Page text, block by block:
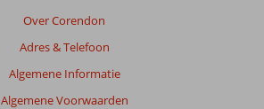
Over Corendon
Adres & Telefoon
Algemene Informatie
Algemene Voorwaarden